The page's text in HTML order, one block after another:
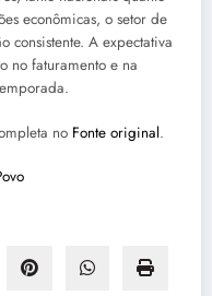
econômicas, o setor de
consistente. A expectativa
no faturamento e na
no Fonte original.